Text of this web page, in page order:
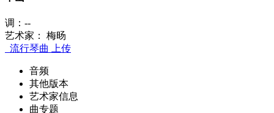
调：--
艺术家： 梅旸
流行琴曲
上传
音频
其他版本
艺术家信息
曲专题